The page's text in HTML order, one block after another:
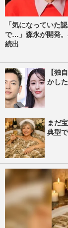
「気になっていた
で…」森永が開発
続出
【独
かし
まだ
典型